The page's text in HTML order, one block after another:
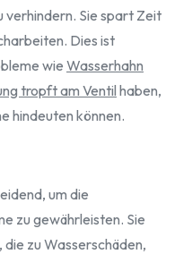
verhindern. Sie spart Zeit
Dies ist
wie Wasserhahn
tropft am Ventilhaben,
hindeuten können.
um die
zu gewährleisten. Sie
zu Wasserschäden,